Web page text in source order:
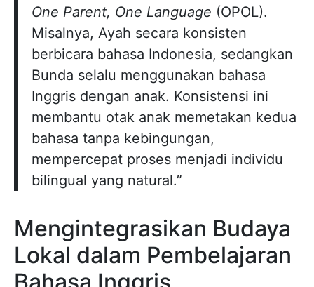
One Parent, One Language (OPOL).
Misalnya, Ayah secara konsisten
berbicara bahasa Indonesia, sedangkan
Bunda selalu menggunakan bahasa
Inggris dengan anak. Konsistensi ini
membantu otak anak memetakan kedua
bahasa tanpa kebingungan,
mempercepat proses menjadi individu
bilingual yang natural.”
Mengintegrasikan Budaya
Lokal dalam Pembelajaran